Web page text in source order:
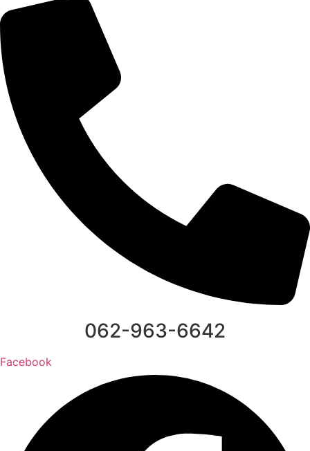
062-963-6642
Facebook